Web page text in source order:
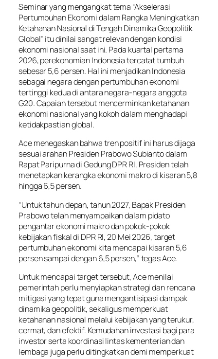
Seminar yang mengangkat tema “Akselerasi
Pertumbuhan Ekonomi dalam Rangka Meningkatkan
Ketahanan Nasional di Tengah Dinamika Geopolitik
Global” itu dinilai sangat relevan dengan kondisi
ekonomi nasional saat ini. Pada kuartal pertama
2026, perekonomian Indonesia tercatat tumbuh
sebesar 5,6 persen. Hal ini menjadikan Indonesia
sebagai negara dengan pertumbuhan ekonomi
tertinggi kedua di antara negara-negara anggota
G20. Capaian tersebut mencerminkan ketahanan
ekonomi nasional yang kokoh dalam menghadapi
ketidakpastian global.
Ace menegaskan bahwa tren positif ini harus dijaga
sesuai arahan Presiden Prabowo Subianto dalam
Rapat Paripurna di Gedung DPR RI. Presiden telah
menetapkan kerangka ekonomi makro di kisaran 5,8
hingga 6,5 persen.
“Untuk tahun depan, tahun 2027, Bapak Presiden
Prabowo telah menyampaikan dalam pidato
pengantar ekonomi makro dan pokok-pokok
kebijakan fiskal di DPR RI, 20 Mei 2026, target
pertumbuhan ekonomi kita mencapai kisaran 5,6
persen sampai dengan 6,5 persen,” tegas Ace.
Untuk mencapai target tersebut, Ace menilai
pemerintah perlu menyiapkan strategi dan rencana
mitigasi yang tepat guna mengantisipasi dampak
dinamika geopolitik, sekaligus memperkuat
ketahanan nasional melalui kebijakan yang terukur,
cermat, dan efektif. Kemudahan investasi bagi para
investor serta koordinasi lintas kementerian dan
lembaga juga perlu ditingkatkan demi memperkuat